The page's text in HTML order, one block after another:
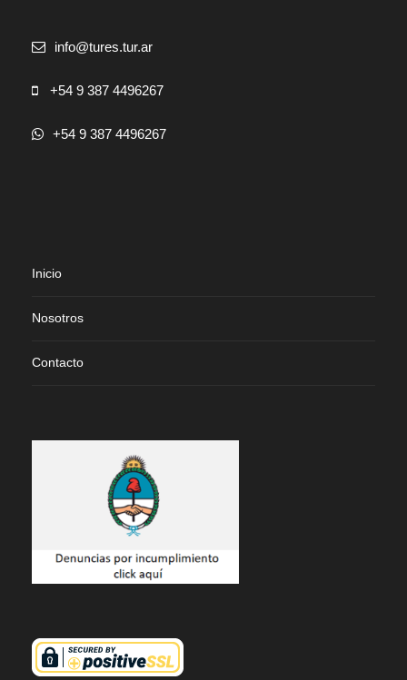
info@tures.tur.ar
+54 9 387 4496267
+54 9 387 4496267
Inicio
Nosotros
Contacto